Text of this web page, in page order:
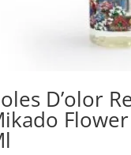
D’olor